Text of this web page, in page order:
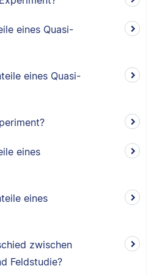
eines Quasi-
eines Quasi-
eines
eines
zwischen
Feldstudie?